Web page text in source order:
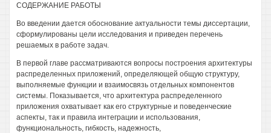
СОДЕРЖАНИЕ РАБОТЫ
Во введении дается обоснование актуальности темы диссертации,
сформулированы цели исследования и приведен перечень
решаемых в работе задач.
В первой главе рассматриваются вопросы построения архитектуры
распределенных приложений, определяющей общую структуру,
выполняемые функции и взаимосвязь отдельных компонентов
системы. Показывается, что архитектура распределенного
приложения охватывает как его структурные и поведенческие
аспекты, так и правила интеграции и использования,
функциональность, гибкость, надежность,